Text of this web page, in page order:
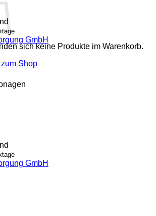
sich keine Produkte im Warenkorb.
Shop
GmbH
GmbH